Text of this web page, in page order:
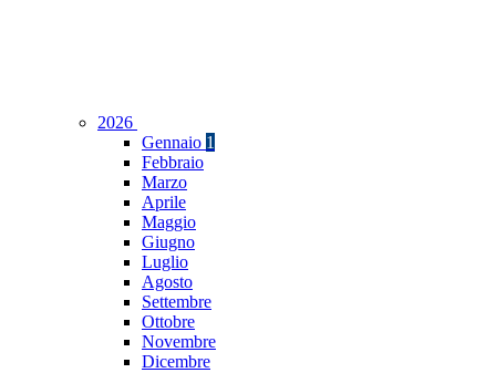
2026
Gennaio 1
Febbraio
Marzo
Aprile
Maggio
Giugno
Luglio
Agosto
Settembre
Ottobre
Novembre
Dicembre